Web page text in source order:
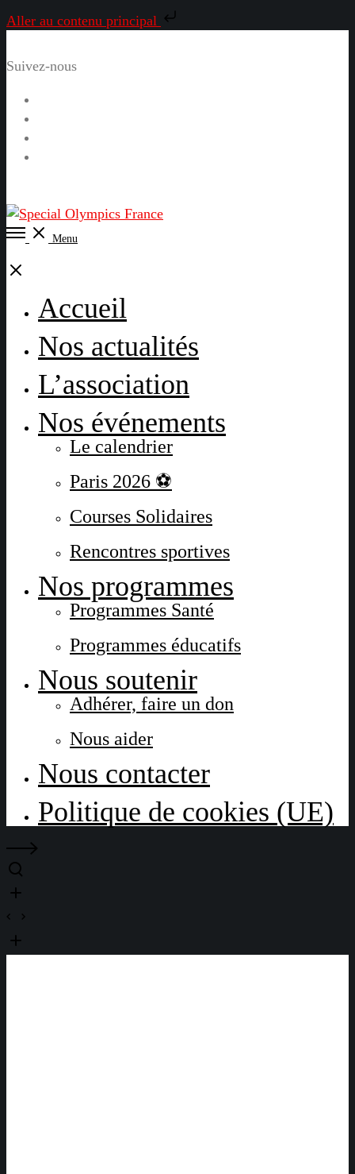
Aller au contenu principal
Suivez-nous
Open
Menu
Close
Accueil
Nos actualités
L’association
Nos événements
Le calendrier
Paris 2026 ⚽
Courses Solidaires
Rencontres sportives
Nos programmes
Programmes Santé
Programmes éducatifs
Nous soutenir
Adhérer, faire un don
Nous aider
Nous contacter
Politique de cookies (UE)